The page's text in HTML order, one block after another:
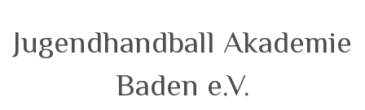
Jugendhandball Akademie
Baden e.V.